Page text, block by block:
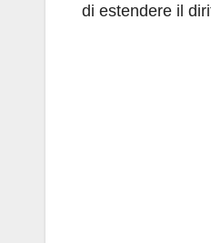
di estendere il